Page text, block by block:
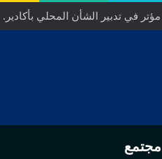
في تدبير الشأن المحلي بأكادير.
مجتمع